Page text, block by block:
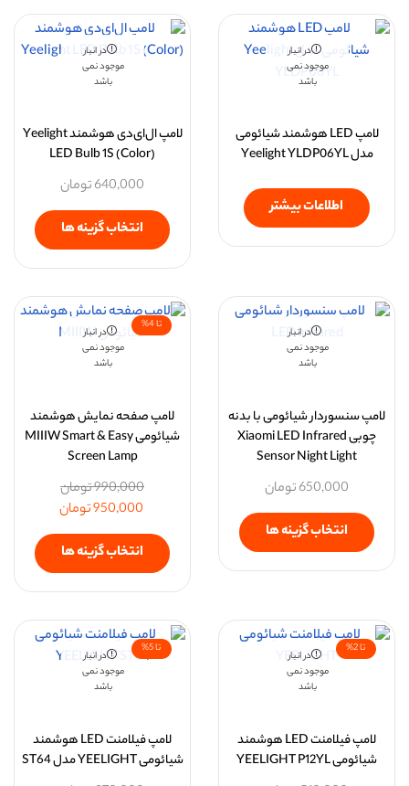
در انبار
موجود نمی
باشد
لامپ LED هوشمند شیائومی
مدل Yeelight YLDP06YL
اطلاعات بیشتر
در انبار
موجود نمی
باشد
لامپ ال‌ای‌دی هوشمند Yeelight
LED Bulb 1S (Color)
640,000تومان
انتخاب گزینه ها
در انبار
موجود نمی
باشد
لامپ سنسوردار شیائومی با بدنه
چوبی Xiaomi LED Infrared
Sensor Night Light
650,000تومان
انتخاب گزینه ها
تا 4%
در انبار
موجود نمی
باشد
لامپ صفحه نمایش هوشمند
شیائومی MIIIW Smart & Easy
Screen Lamp
990,000تومان
950,000تومان
انتخاب گزینه ها
تا 2%
در انبار
موجود نمی
باشد
لامپ فیلامنت LED هوشمند
شیائومی YEELIGHT P12YL
تا 5%
در انبار
موجود نمی
باشد
لامپ فیلامنت LED هوشمند
شیائومی YEELIGHT مدل ST64